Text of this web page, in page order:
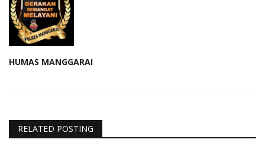
HUMAS MANGGARAI
RELATED POSTING